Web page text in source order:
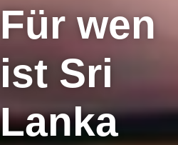
Für wen
ist Sri
Lanka